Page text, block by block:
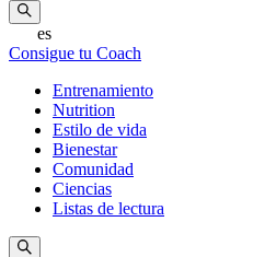
es
Consigue tu Coach
Entrenamiento
Nutrition
Estilo de vida
Bienestar
Comunidad
Ciencias
Listas de lectura